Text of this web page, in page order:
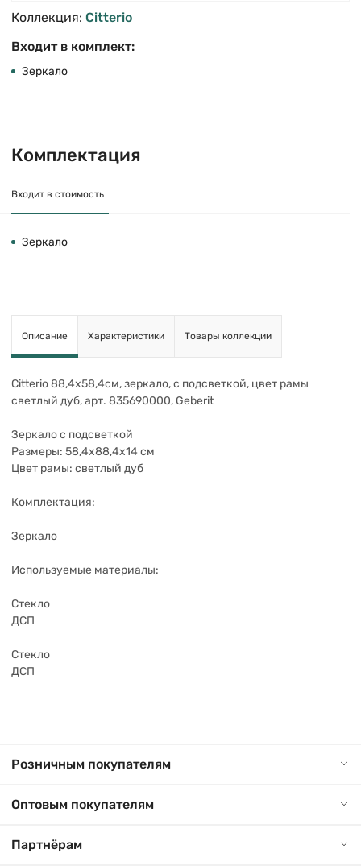
Коллекция: Citterio
Входит в комплект:
Зеркало
Комплектация
Входит в стоимость
Зеркало
Описание Характеристики Товары коллекции
Citterio 88,4х58,4см, зеркало, с подсветкой, цвет рамы
светлый дуб, арт. 835690000, Geberit
Зеркало с подсветкой
Размеры: 58,4х88,4х14 см
Цвет рамы: светлый дуб
Комплектация:
Зеркало
Используемые материалы:
Стекло
ДСП
Стекло
ДСП
Розничным покупателям
Оптовым покупателям
Партнёрам